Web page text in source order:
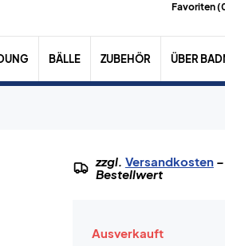
Favoriten (
BÄLLE ZUBEHÖR ÜBER
zzgl. Versandkosten–
Bestellwert
Ausverkauft